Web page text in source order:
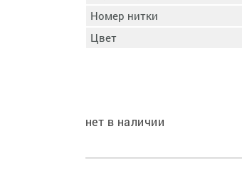
пятки
Номер нитки
Цвет
нет в наличии